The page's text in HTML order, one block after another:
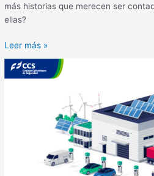
más historias que merecen ser
ellas?
Leer más »
‘RUC®
Transporte’.